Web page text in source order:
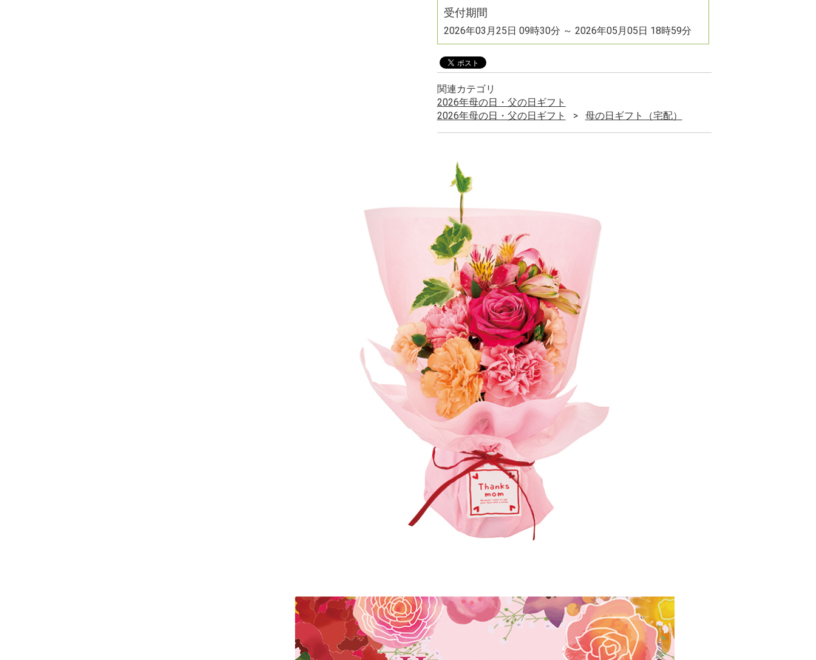
受付期間
2026年03月25日 09時30分 ～ 2026年05月05日 18時59分
関連カテゴリ
2026年母の日・父の日ギフト
2026年母の日・父の日ギフト
母の日ギフト（宅配）